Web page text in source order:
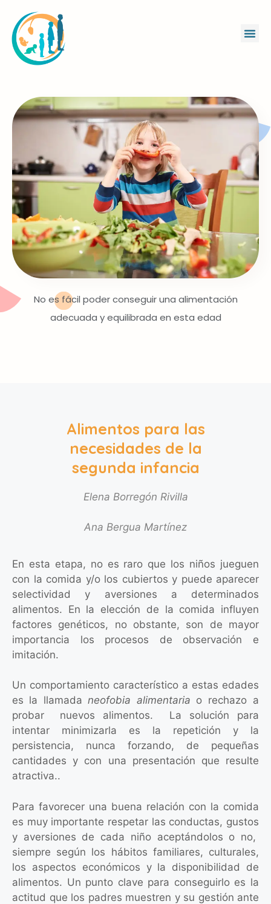
No es fácil poder conseguir una alimentación
adecuada y equilibrada en esta edad
Alimentos para las
necesidades de la
segunda infancia
Elena Borregón Rivilla
Ana Bergua Martínez
En esta etapa, no es raro que los niños jueguen
con la comida y/o los cubiertos y puede aparecer
selectividad y aversiones a determinados
alimentos. En la elección de la comida influyen
factores genéticos, no obstante, son de mayor
importancia los procesos de observación e
imitación.
Un comportamiento característico a estas edades
es la llamada neofobia alimentaria o rechazo a
probar nuevos alimentos. La solución para
intentar minimizarla es la repetición y la
persistencia, nunca forzando, de pequeñas
cantidades y con una presentación que resulte
atractiva..
Para favorecer una buena relación con la comida
es muy importante respetar las conductas, gustos
y aversiones de cada niño aceptándolos o no,
siempre según los hábitos familiares, culturales,
los aspectos económicos y la disponibilidad de
alimentos. Un punto clave para conseguirlo es la
actitud que los padres muestren y su gestión ante